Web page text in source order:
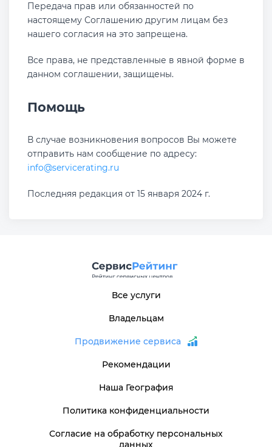
Передача прав или обязанностей по
настоящему Соглашению другим лицам без
нашего согласия на это запрещена.
Все права, не представленные в явной форме в
данном соглашении, защищены.
Помощь
В случае возникновения вопросов Вы можете
отправить нам сообщение по адресу:
info@servicerating.ru
Последняя редакция от 15 января 2024 г.
Все услуги
Владельцам
Продвижение сервиса
Рекомендации
Наша География
Политика конфиденциальности
Согласие на обработку персональных
данных